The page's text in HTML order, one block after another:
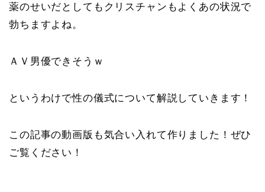
薬のせいだとしてもクリスチャンもよくあの状況で
勃ちますよね。
ＡＶ男優できそうｗ
というわけで性の儀式について解説していきます！
この記事の動画版も気合い入れて作りました！ぜひ
ご覧ください！